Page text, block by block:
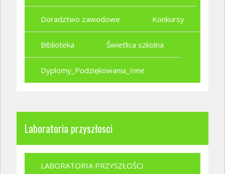
Doradztwo zawodowe Konkursy
Biblioteka Świetlica szkolna
Dyplomy_Podziękowania_Inne
Laboratoria przyszłosci
LABORATORIA PRZYSZŁOŚCI